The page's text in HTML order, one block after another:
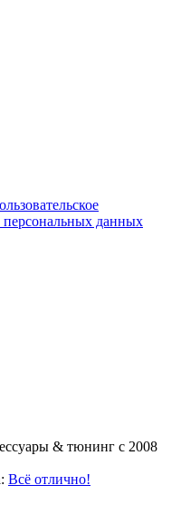
данных
& тюнинг с 2008
Всё отлично!